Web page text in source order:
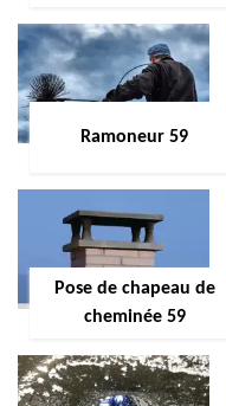
Ramoneur 59
Pose de chapeau de
cheminée 59